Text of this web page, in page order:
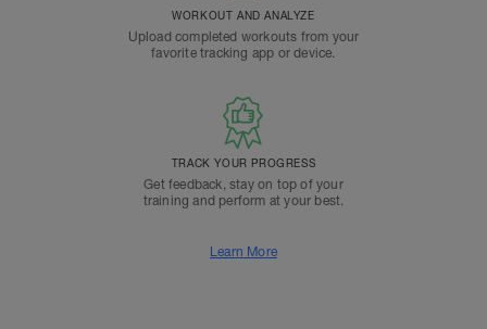
WORKOUT AND ANALYZE
Upload completed workouts from your
favorite tracking app or device.
TRACK YOUR PROGRESS
Get feedback, stay on top of your
training and perform at your best.
Learn More